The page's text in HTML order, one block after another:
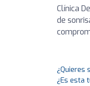
Clínica
de
¿Quieres
¿Es esta